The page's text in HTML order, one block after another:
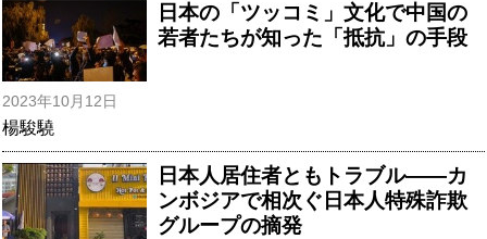
日本の「ツッコミ」文化で中国の
若者たちが知った「抵抗」の手段
2023年10月12日
楊駿驍
日本人居住者ともトラブル――カ
ンボジアで相次ぐ日本人特殊詐欺
グループの摘発